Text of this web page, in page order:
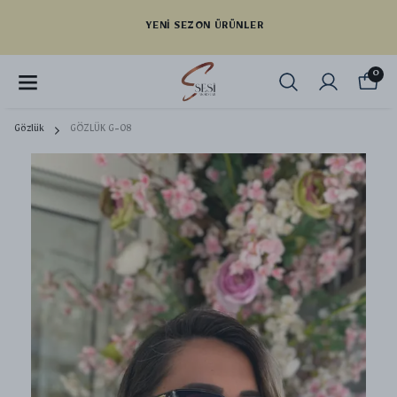
YENI SEZON ÜRÜNLER
0
Gözlük GÖZLÜK G-08